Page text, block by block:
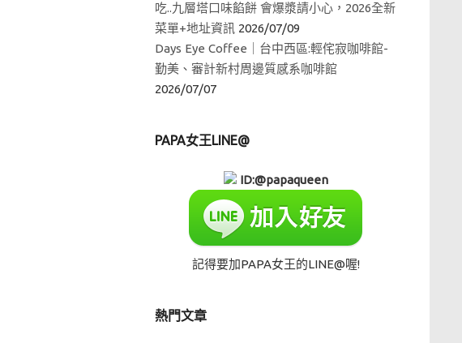
吃..九層塔口味餡餅 會爆漿請小心，2026全新
菜單+地址資訊 2026/07/09
Days Eye Coffee｜台中西區:輕侘寂咖啡館-
勤美、審計新村周邊質感系咖啡館
2026/07/07
PAPA女王LINE@
ID:@papaqueen
記得要加PAPA女王的LINE@喔!
熱門文章